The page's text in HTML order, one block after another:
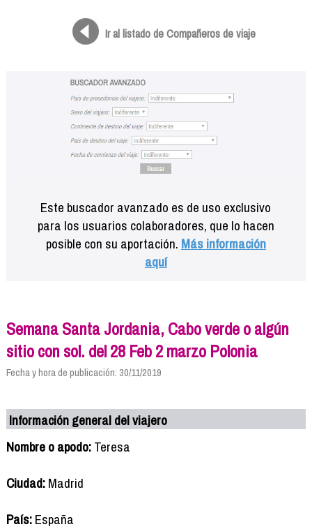
Ir al listado de Compañeros de viaje
Este buscador avanzado es de uso exclusivo
para los usuarios colaboradores, que lo hacen
posible con su aportación. Más información
aquí
Semana Santa Jordania, Cabo verde o algún
sitio con sol. del 28 Feb 2 marzo Polonia
Fecha y hora de publicación: 30/11/2019
Información general del viajero
Nombre o apodo:Teresa
Ciudad:Madrid
País:España